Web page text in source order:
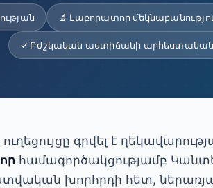
🔬 Լաբորատոր
✓ Բժշկական աստիճանի արհեստական
գրվել է
համագործակցությամբ
խորհրդի հետ,